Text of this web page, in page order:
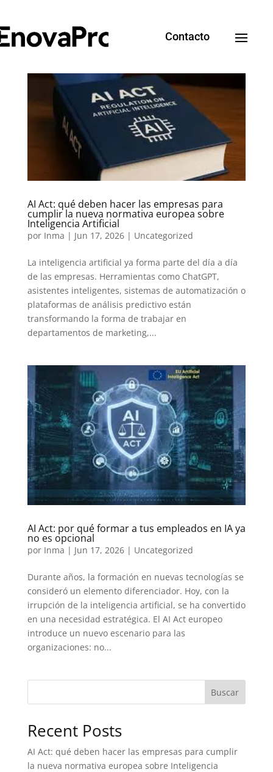
Contacto
AI Act: qué deben hacer las empresas para
cumplir la nueva normativa europea sobre
Inteligencia Artificial
por Inma | Jun 17, 2026| Uncategorized
La inteligencia artificial ya forma parte del día a día
de las empresas. Herramientas como ChatGPT,
asistentes inteligentes, sistemas de automatización o
plataformas de análisis predictivo están
transformando la forma de trabajar en
departamentos de marketing,...
AI Act: por qué formar a tus empleados en IA ya
no es opcional
por Inma | Jun 17, 2026| Uncategorized
Durante años, la formación en nuevas tecnologías se
consideró un elemento diferenciador. Hoy, con la
irrupción de la inteligencia artificial, se ha convertido
en una necesidad estratégica. El AI Act europeo
introduce un nuevo escenario para las
organizaciones: no...
Buscar
Recent Posts
AI Act: qué deben hacer las empresas para cumplir
la nueva normativa europea sobre Inteligencia